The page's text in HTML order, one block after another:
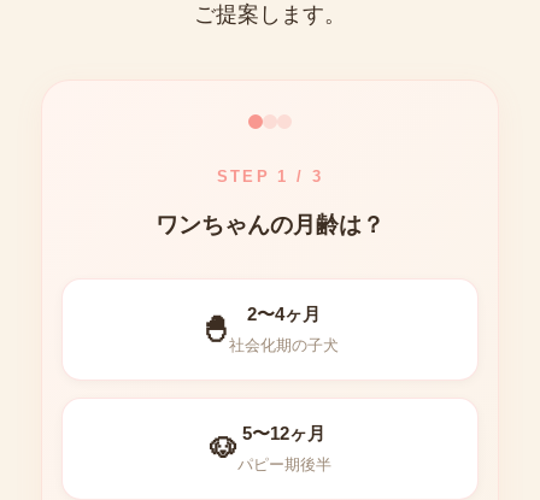
ご提案します。
STEP 1 / 3
ワンちゃんの月齢は？
🐣 2〜4ヶ月
社会化期の子犬
🐶 5〜12ヶ月
パピー期後半